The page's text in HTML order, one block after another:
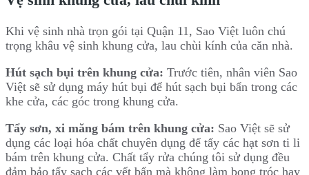
Khi vệ sinh nhà trọn gói tại Quận 11, Sao Việt luôn chú
trọng khâu vệ sinh khung cửa, lau chùi kính của căn nhà.
Hút sạch bụi trên khung cửa: Trước tiên, nhân viên Sao
Việt sẽ sử dụng máy hút bụi để hút sạch bụi bẩn trong các
khe cửa, các góc trong khung cửa.
Tẩy sơn, xi măng bám trên khung cửa: Sao Việt sẽ sử
dụng các loại hóa chất chuyên dụng để tẩy các hạt sơn ti li
bám trên khung cửa. Chất tẩy rửa chúng tôi sử dụng đều
đảm bảo tẩy sạch các vết bẩn mà không làm bong tróc hay